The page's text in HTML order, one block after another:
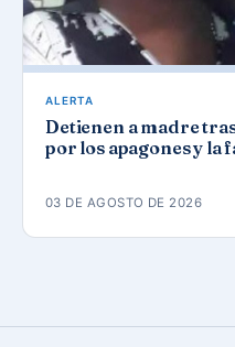
ALERTA
Detienen a madre
por los apagones y la
03 DE AGOSTO DE 2026